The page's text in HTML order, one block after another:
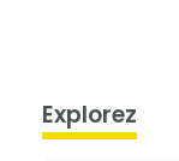
Explorez